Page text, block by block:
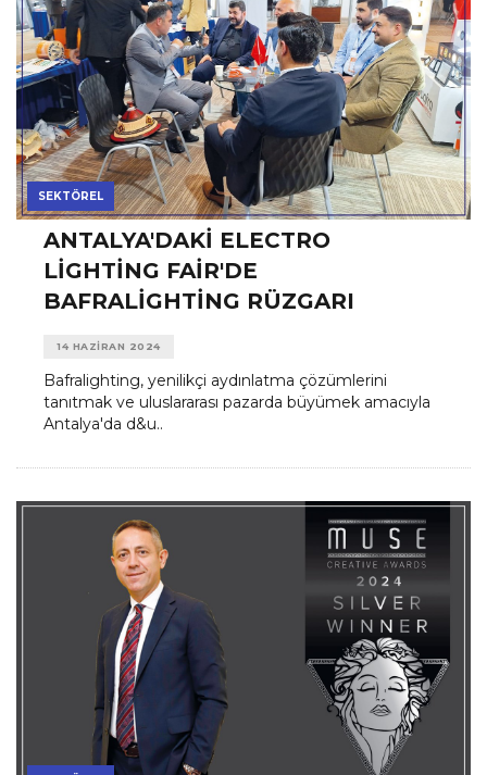
SEKTÖREL
ANTALYA'DAKI ELECTRO
LIGHTING FAIR'DE
BAFRALIGHTING RÜZGARI
14 HAZIRAN 2024
Bafralighting, yenilikçi aydınlatma çözümlerini
tanıtmak ve uluslararası pazarda büyümek amacıyla
Antalya'da d&u..